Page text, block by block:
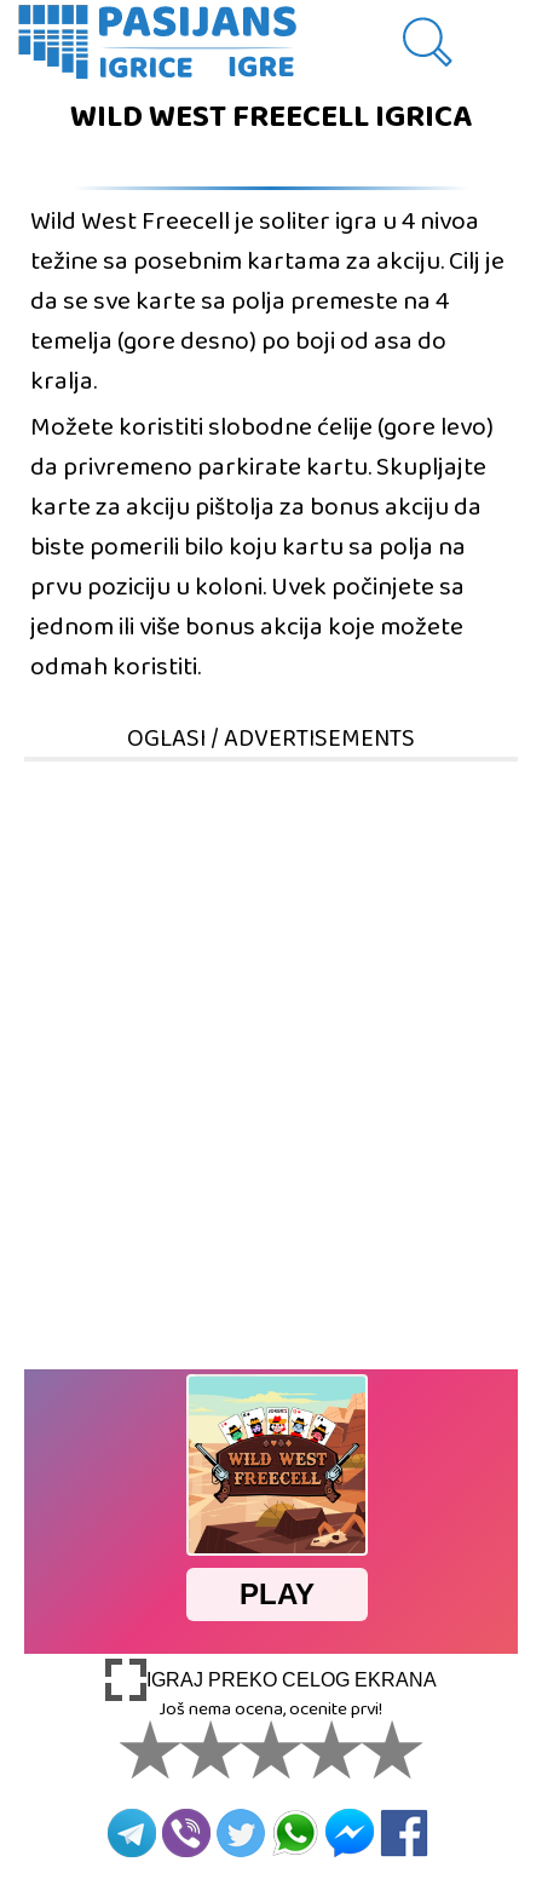
WILD WEST FREECELL IGRICA
Wild West Freecell je soliter igra u 4 nivoa
težine sa posebnim kartama za akciju. Cilj je
da se sve karte sa polja premeste na 4
temelja (gore desno) po boji od asa do
kralja.
Možete koristiti slobodne ćelije (gore levo)
da privremeno parkirate kartu. Skupljajte
karte za akciju pištolja za bonus akciju da
biste pomerili bilo koju kartu sa polja na
prvu poziciju u koloni. Uvek počinjete sa
jednom ili više bonus akcija koje možete
odmah koristiti.
OGLASI / ADVERTISEMENTS
IGRAJ PREKO CELOG EKRANA
Još nema ocena, ocenite prvi!